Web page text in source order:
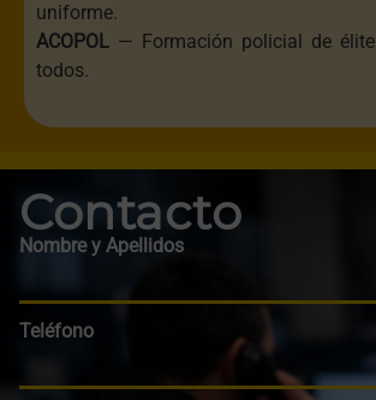
uniforme.
ACOPOL — Formación policial de
todos.
Contacto
Nombre y Apellidos
Teléfono